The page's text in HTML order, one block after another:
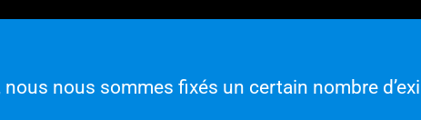
nous nous sommes fixés un certain nombre